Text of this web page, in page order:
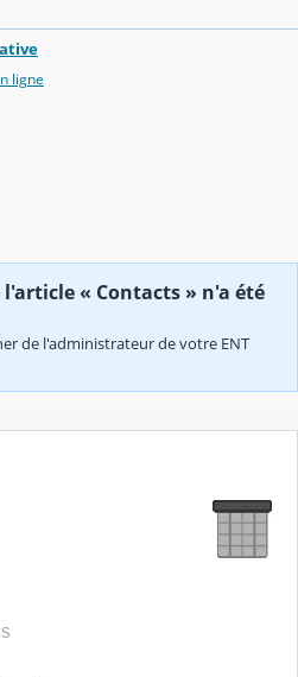
ligne
« Contacts » n'a été
de l'administrateur de votre ENT